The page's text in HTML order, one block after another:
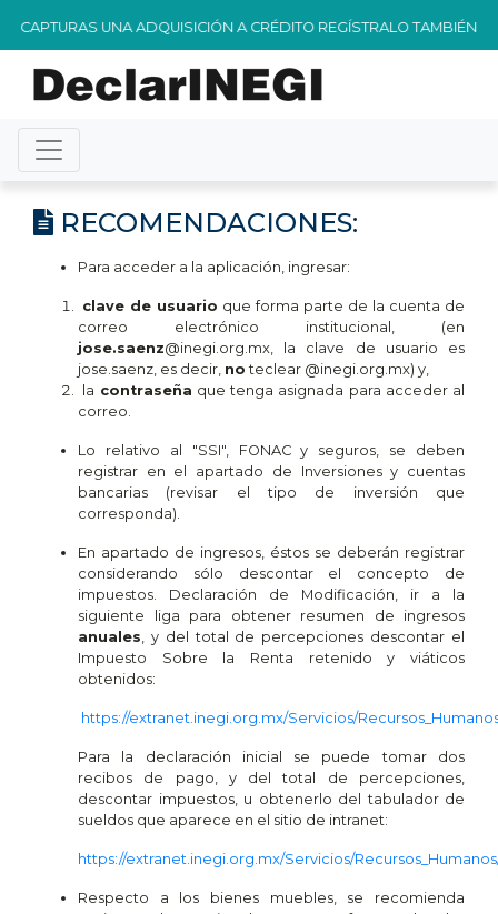
UNA ADQUISICIÓN A CRÉDITO REGÍSTRALO TAMBIÉN EN
RECOMENDACIONES:
Para acceder a la aplicación, ingresar:
clave de usuario que forma parte de la cuenta de
correo electrónico institucional, (en
jose.saenz@inegi.org.mx , la clave de usuario es
jose.saenz, es decir, no teclear @inegi.org.mx) y,
la contraseña que tenga asignada para acceder al
correo.
Lo relativo al "SSI", FONAC y seguros, se deben
registrar en el apartado de Inversiones y cuentas
bancarias (revisar el tipo de inversión que
corresponda).
En apartado de ingresos, éstos se deberán registrar
considerando sólo descontar el concepto de
impuestos. Declaración de Modificación, ir a la
siguiente liga para obtener resumen de ingresos
anuales , y del total de percepciones descontar el
Impuesto Sobre la Renta retenido y viáticos
obtenidos:
https://extranet.inegi.org.mx/Servicios/
Para la declaración inicial se puede tomar dos
recibos de pago, y del total de percepciones,
descontar impuestos, u obtenerlo del tabulador de
sueldos que aparece en el sitio de intranet:
https://extranet.inegi.org.mx/Servicios/
Respecto a los bienes muebles, se recomienda